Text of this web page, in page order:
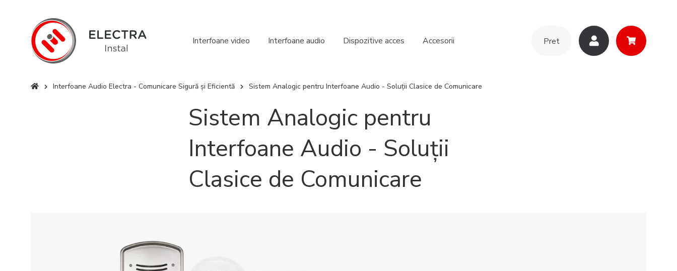
Interfoane video Interfoane audio Dispozitive acces Accesorii Pret
Interfoane Audio Electra - Comunicare Sigură și Eficientă Sistem Analogic pentru Interfoane Audio - Soluții Clasice de Comunicare
Sistem Analogic pentru
Interfoane Audio - Soluții
Clasice de Comunicare